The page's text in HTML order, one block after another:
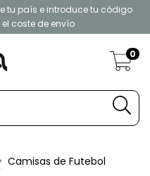
tu país e introduce tu código
coste de envío
0
Camisas de Futebol